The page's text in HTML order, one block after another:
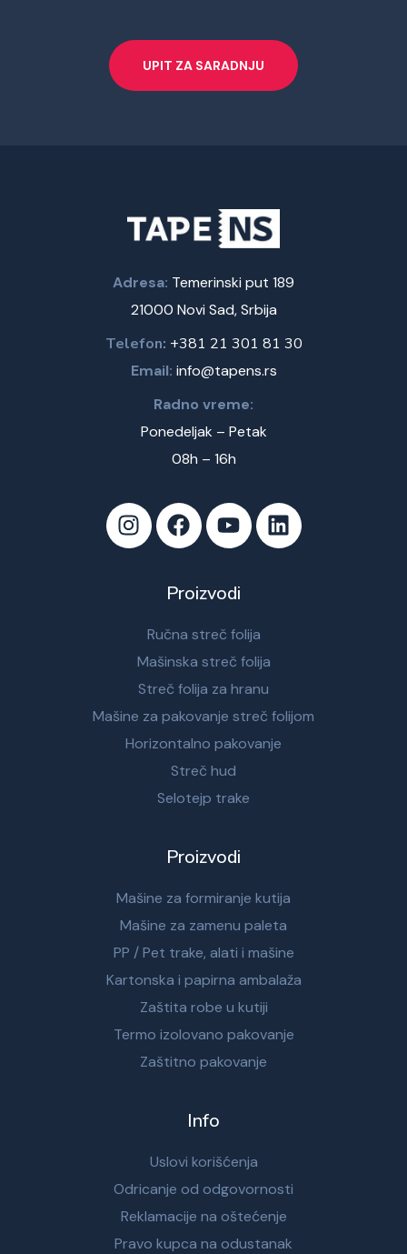
UPIT ZA SARADNJU
Adresa: Temerinski put 189
21000 Novi Sad, Srbija
Telefon: +381 21 301 81 30
Email: info@tapens.rs
Radno vreme:
Ponedeljak – Petak
08h – 16h
Proizvodi
Ručna streč folija
Mašinska streč folija
Streč folija za hranu
Mašine za pakovanje streč folijom
Horizontalno pakovanje
Streč hud
Selotejp trake
Proizvodi
Mašine za formiranje kutija
Mašine za zamenu paleta
PP / Pet trake, alati i mašine
Kartonska i papirna ambalaža
Zaštita robe u kutiji
Termo izolovano pakovanje
Zaštitno pakovanje
Info
Uslovi korišćenja
Odricanje od odgovornosti
Reklamacije na oštećenje
Pravo kupca na odustanak